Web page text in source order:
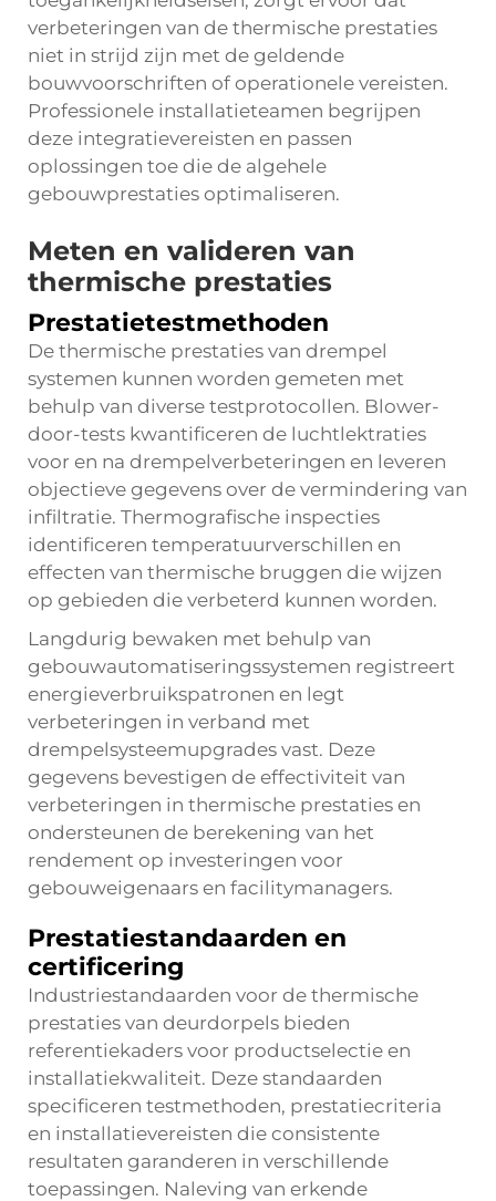
verbeteringen van de thermische prestaties
niet in strijd zijn met de geldende
bouwvoorschriften of operationele vereisten.
Professionele installatieteamen begrijpen
deze integratievereisten en passen
oplossingen toe die de algehele
gebouwprestaties optimaliseren.
Meten en valideren van
thermische prestaties
Prestatietestmethoden
De thermische prestaties van drempel
systemen kunnen worden gemeten met
behulp van diverse testprotocollen. Blower-
door-tests kwantificeren de luchtlektraties
voor en na drempelverbeteringen en leveren
objectieve gegevens over de vermindering van
infiltratie. Thermografische inspecties
identificeren temperatuurverschillen en
effecten van thermische bruggen die wijzen
op gebieden die verbeterd kunnen worden.
Langdurig bewaken met behulp van
gebouwautomatiseringssystemen registreert
energieverbruikspatronen en legt
verbeteringen in verband met
drempelsysteemupgrades vast. Deze
gegevens bevestigen de effectiviteit van
verbeteringen in thermische prestaties en
ondersteunen de berekening van het
rendement op investeringen voor
gebouweigenaars en facilitymanagers.
Prestatiestandaarden en
certificering
Industriestandaarden voor de thermische
prestaties van deurdorpels bieden
referentiekaders voor productselectie en
installatiekwaliteit. Deze standaarden
specificeren testmethoden, prestatiecriteria
en installatievereisten die consistente
resultaten garanderen in verschillende
toepassingen. Naleving van erkende